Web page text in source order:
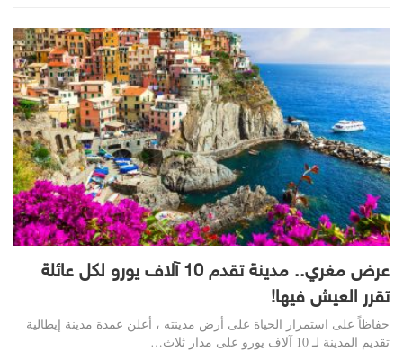
عرض مغري.. مدينة تقدم 10 آلاف يورو لكل عائلة
تقرر العيش فيها!
حفاظاً على استمرار الحياة على أرض مدينته ، أعلن عمدة مدينة إيطالية
تقديم المدينة لـ 10 آلاف يورو على مدار ثلاث…